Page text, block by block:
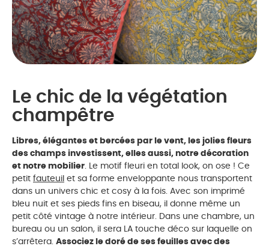
Le chic de la végétation
champêtre
Libres, élégantes et bercées par le vent, les jolies fleurs
des champs investissent, elles aussi, notre décoration
et notre mobilier. Le motif fleuri en total look, on ose ! Ce
petit fauteuil et sa forme enveloppante nous transportent
dans un univers chic et cosy à la fois. Avec son imprimé
bleu nuit et ses pieds fins en biseau, il donne même un
petit côté vintage à notre intérieur. Dans une chambre, un
bureau ou un salon, il sera LA touche déco sur laquelle on
s’arrêtera. Associez le doré de ses feuilles avec des